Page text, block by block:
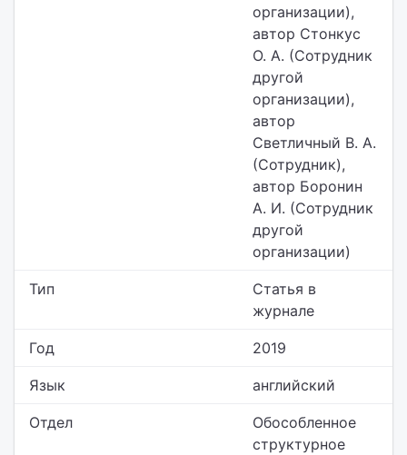
организации),
автор Стонкус
О. А. (Сотрудник
другой
организации),
автор
Светличный В. А.
(Сотрудник),
автор Боронин
А. И. (Сотрудник
другой
организации)
Тип
Статья в
журнале
Год 2019
Язык английский
Отдел
Обособленное
структурное